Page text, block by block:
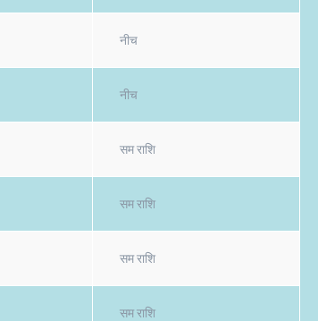
नीच
नीच
सम राशि
सम राशि
सम राशि
सम राशि